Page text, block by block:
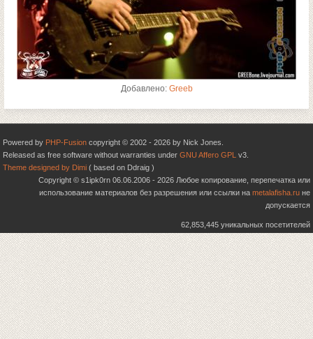
Добавлено: Greeb
Powered by PHP-Fusion copyright © 2002 - 2026 by Nick Jones.
Released as free software without warranties under GNU Affero GPL v3.
Theme designed by Dimi ( based on Ddraig )
Copyright © s1ipk0rn 06.06.2006 - 2026 Любое копирование, перепечатка или
использование материалов без разрешения или ссылки на metalafisha.ru не
допускается
62,853,445 уникальных посетителей